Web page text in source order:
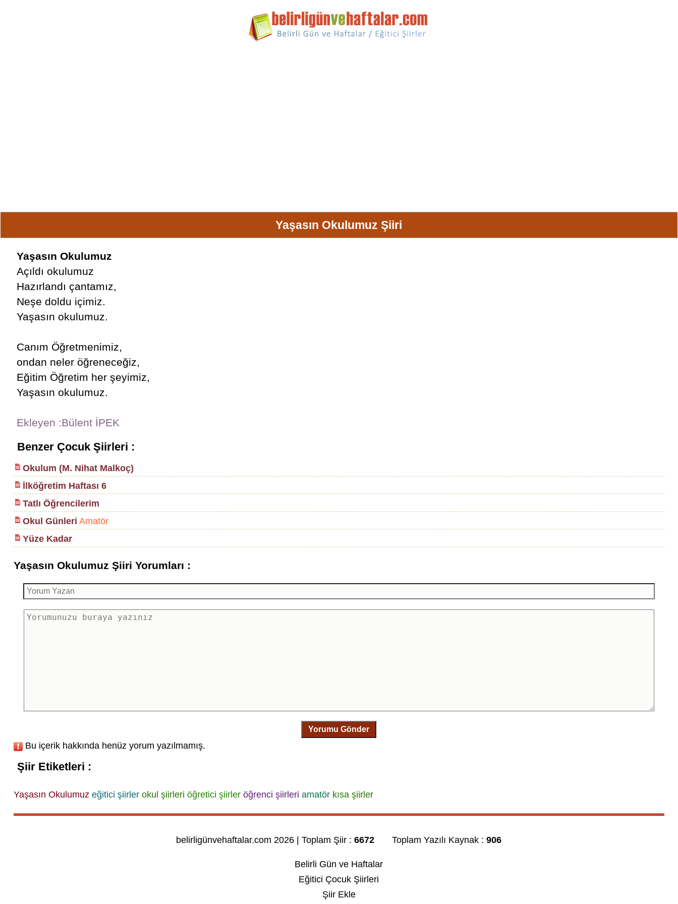
Yaşasın Okulumuz Şiiri
Yaşasın Okulumuz
Açıldı okulumuz
Hazırlandı çantamız,
Neşe doldu içimiz.
Yaşasın okulumuz.
Canım Öğretmenimiz,
ondan neler öğreneceğiz,
Eğitim Öğretim her şeyimiz,
Yaşasın okulumuz.
Ekleyen :Bülent İPEK
Benzer Çocuk Şiirleri :
Okulum (M. Nihat Malkoç)
İlköğretim Haftası 6
Tatlı Öğrencilerim
Okul Günleri Amatör
Yüze Kadar
Yaşasın Okulumuz Şiiri Yorumları :
Yorumu Gönder
Bu içerik hakkında henüz yorum yazılmamış.
Şiir Etiketleri :
Yaşasın Okulumuz eğitici şiirler okul şiirleri öğretici şiirler öğrenci şiirleri amatör kısa şiirler
belirligünvehaftalar.com 2026 | Toplam Şiir :6672 Toplam Yazılı Kaynak :906
Belirli Gün ve Haftalar
Eğitici Çocuk Şiirleri
Şiir Ekle